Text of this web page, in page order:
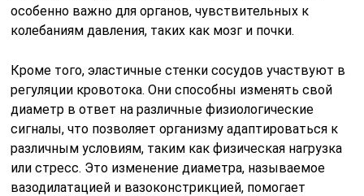
особенно важно для органов, чувствительных к
колебаниям давления, таких как мозг и почки.
Кроме того, эластичные стенки сосудов участвуют в
регуляции кровотока. Они способны изменять свой
диаметр в ответ на различные физиологические
сигналы, что позволяет организму адаптироваться к
различным условиям, таким как физическая нагрузка
или стресс. Это изменение диаметра, называемое
вазодилатацией и вазоконстрикцией, помогает